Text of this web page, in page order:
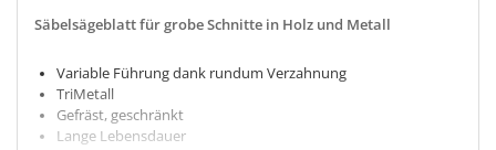
Säbelsägeblatt für grobe Schnitte in Holz und Metall
Variable Führung dank rundum Verzahnung
TriMetall
Gefräst, geschränkt
Lange Lebensdauer